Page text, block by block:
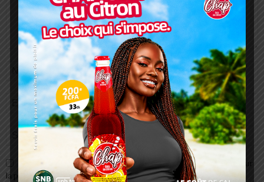
Enregistrer mon nom, email et site web dans ce navigateur pour
la prochaine fois que je commenterai.